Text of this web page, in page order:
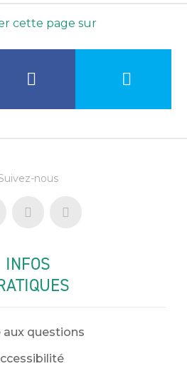
cette page sur
nous
INFOS
aux questions